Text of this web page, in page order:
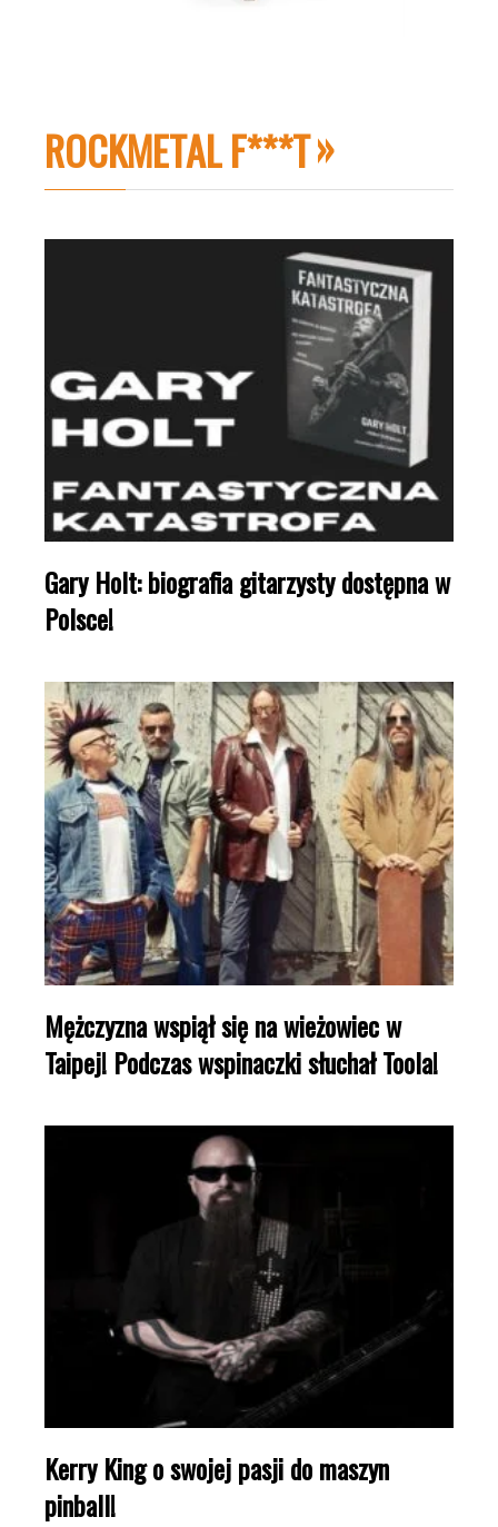
ROCKMETAL F***T
Gary Holt: biografia gitarzysty dostępna w
Polsce!
Mężczyzna wspiął się na wieżowiec w
Taipej! Podczas wspinaczki słuchał Toola!
Kerry King o swojej pasji do maszyn
pinball!